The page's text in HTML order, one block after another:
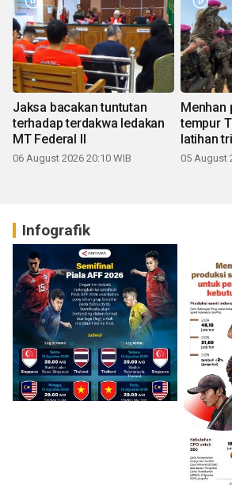
Jaksa bacakan tuntutan
terhadap terdakwa ledakan
MT Federal II
06 August 2026 20:10 WIB
Menhan
tempur
latihan
05 August
Infografik